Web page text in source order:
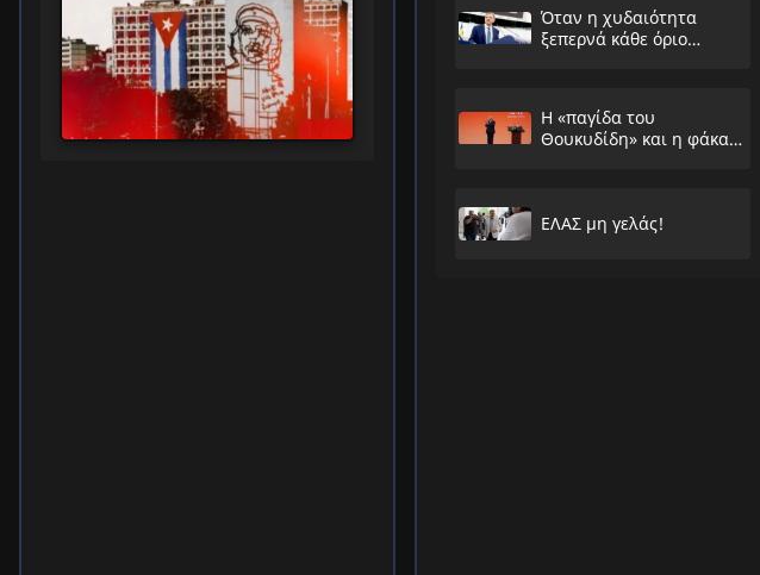
Όταν η χυδαιότητα
ξεπερνά κάθε όριο…
Η «παγίδα του
Θουκυδίδη» και η φάκα
ΕΛΑΣ μη γελάς!